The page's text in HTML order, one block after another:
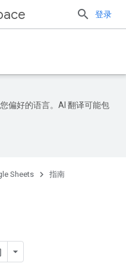
登录
偏好的语言。AI 翻译可能包
Sheets 指南